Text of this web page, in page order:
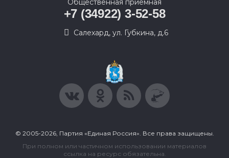
Общественная приемная
+7 (34922) 3-52-58
Салехард, ул. Губкина, д.6
© 2005-2026, Партия «Единая Россия». Все права защищены.
При полном или частичном использовании материалов
ссылка на ресурс обязательна.